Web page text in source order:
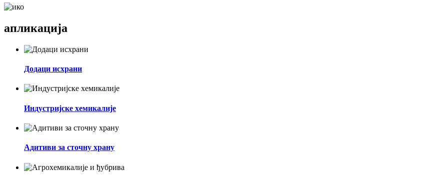
апликација
Додаци исхрани
Индустријске хемикалије
Адитиви за сточну храну